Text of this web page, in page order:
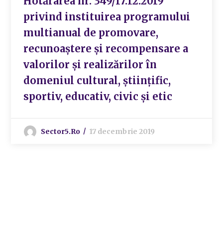
privind instituirea programului
multianual de promovare,
recunoaștere și recompensare a
valorilor și realizărilor în
domeniul cultural, științific,
sportiv, educativ, civic și etic
Sector5.ro 17 decembrie 2019